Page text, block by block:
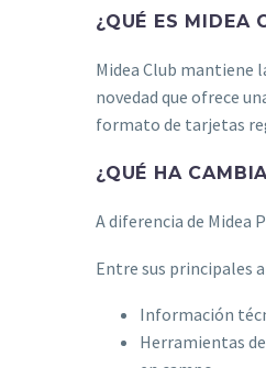
¿QUÉ ES MIDEA
Midea Club mantiene
novedad que ofrece
formato de tarjetas
¿QUÉ HA
A diferencia de Midea
Entre sus principales
Información
Herramientas